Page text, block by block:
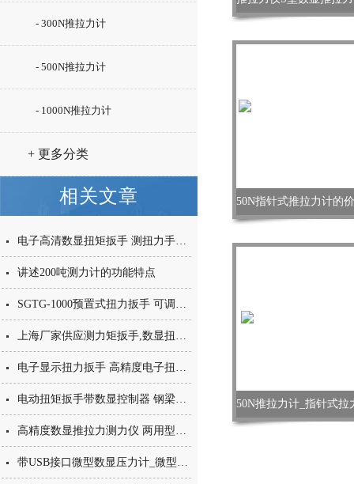
- 300N推拉力计
- 500N推拉力计
- 1000N推拉力计
+ 更多分类
相关文章
电子高清数显扭矩扳手 测扭力手动扳手价格 力矩扳手 数字储存式
讲述200吨测力计的功能特点
SGTG-1000预置式扭力扳手 可调刻度预置扭力扳手 带声响扭矩扳手
上海厂家供应测力矩扳手,数显扭矩扳手3000N.M以下
电子显示扭力扳手 高精度电子扭矩扳手 数显电子扭矩扳手价格
电动扭矩扳手带数显控制器 钢梁连接紧固定扭矩型电动扳手 可调定扭力扳手
高精度数显推拉力测力仪 两用型数字测力计 测推拉力仪器型号
带USB接口微型数显压力计_微型压力传感器测压力仪